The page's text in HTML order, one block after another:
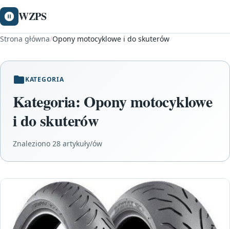
WZPS
Strona główna/Opony motocyklowe i do skuterów
KATEGORIA
Kategoria: Opony motocyklowe
i do skuterów
Znaleziono 28 artykuły/ów